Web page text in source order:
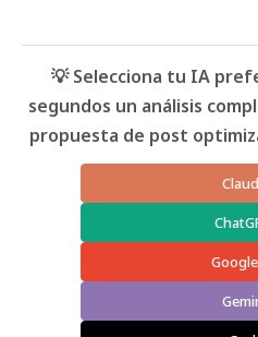
💡 Selecciona tu IA
segundos un análisis
propuesta de post